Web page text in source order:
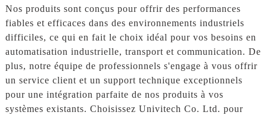
Nos produits sont conçus pour offrir des performances
fiables et efficaces dans des environnements industriels
difficiles, ce qui en fait le choix idéal pour vos besoins en
automatisation industrielle, transport et communication. De
plus, notre équipe de professionnels s'engage à vous offrir
un service client et un support technique exceptionnels
pour une intégration parfaite de nos produits à vos
systèmes existants. Choisissez Univitech Co. Ltd. pour